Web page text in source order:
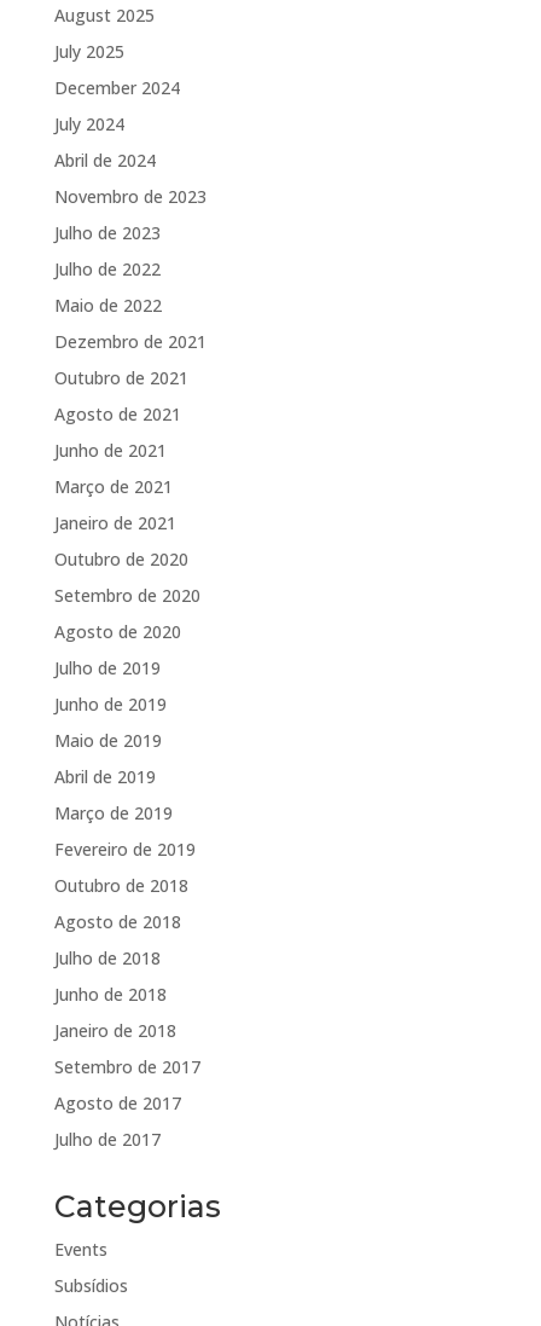
August 2025
July 2025
December 2024
July 2024
Abril de 2024
Novembro de 2023
Julho de 2023
Julho de 2022
Maio de 2022
Dezembro de 2021
Outubro de 2021
Agosto de 2021
Junho de 2021
Março de 2021
Janeiro de 2021
Outubro de 2020
Setembro de 2020
Agosto de 2020
Julho de 2019
Junho de 2019
Maio de 2019
Abril de 2019
Março de 2019
Fevereiro de 2019
Outubro de 2018
Agosto de 2018
Julho de 2018
Junho de 2018
Janeiro de 2018
Setembro de 2017
Agosto de 2017
Julho de 2017
Categorias
Events
Subsídios